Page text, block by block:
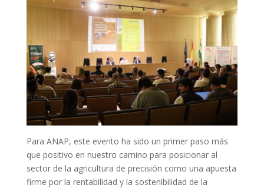
Para ANAP, este evento ha sido un primer paso más
que positivo en nuestro camino para posicionar al
sector de la agricultura de precisión como una apuesta
firme por la rentabilidad y la sostenibilidad de la